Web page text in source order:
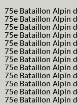
75e Bataillon Alpin
75e Bataillon Alpin
75e Bataillon Alpin
75e Bataillon Alpin
75e Bataillon Alpin
75e Bataillon Alpin
75e Bataillon Alpin
75e Bataillon Alpin
75e Bataillon Alpin
75e Bataillon Alpin
75e Bataillon Alpin
75e Bataillon Alpin